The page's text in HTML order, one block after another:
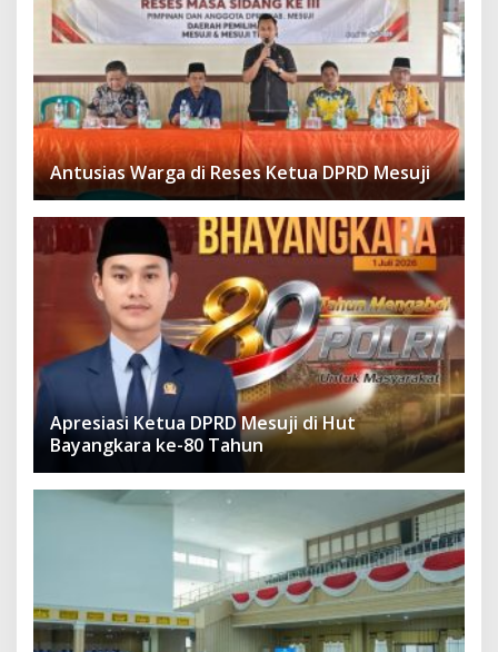
Antusias Warga di Reses Ketua DPRD Mesuji
Apresiasi Ketua DPRD Mesuji di Hut
Bayangkara ke-80 Tahun